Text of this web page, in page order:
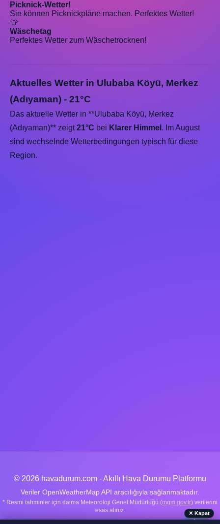
Picknick-Wetter!
Sie können Picknickpläne machen. Perfektes Wetter!
👕
Wäschetag
Perfektes Wetter zum Wäschetrocknen!
Aktuelles Wetter in Ulubaba Köyü, Merkez
(Adıyaman) - 21°C
Das aktuelle Wetter in **Ulubaba Köyü, Merkez
(Adıyaman)** zeigt21°C bei Klarer Himmel . Im August
sind wechselnde Wetterbedingungen typisch für diese
Region.
© 2026 havadurum.com - Akıllı Hava Durumu Platformu
Veriler OpenWeatherMap API aracılığıyla sağlanmaktadır.
* Resmi tahminler için daima Meteoroloji Genel Müdürlüğü (mgm.gov.tr) verilerini
esas alınız.
✕ Kapat